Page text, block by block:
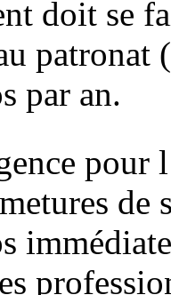
doit se
par an.
pour
de